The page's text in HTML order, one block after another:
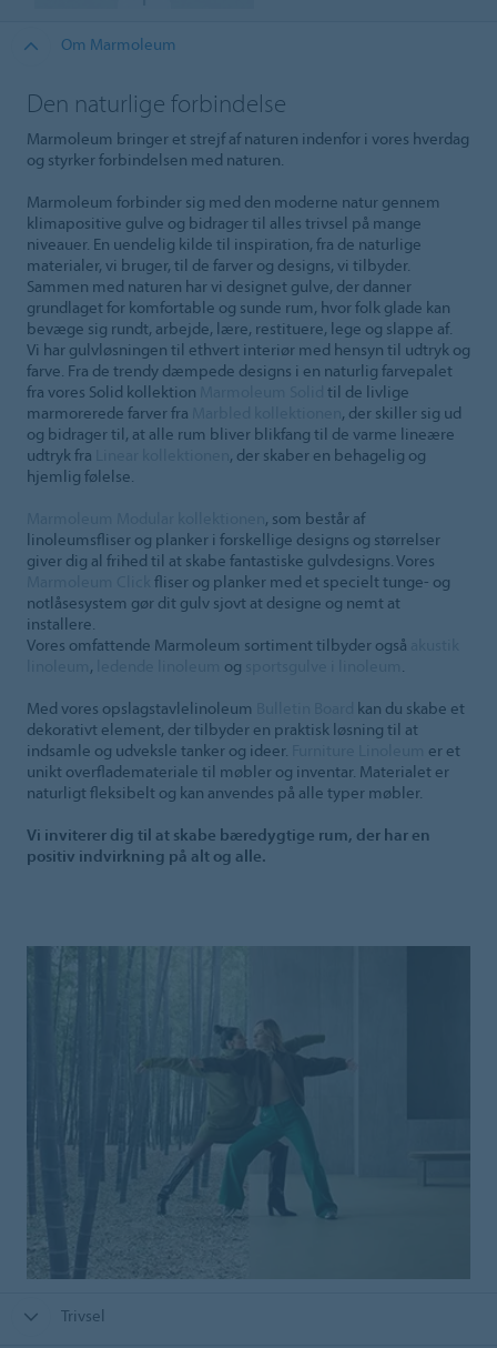
Om Marmoleum
Den naturlige forbindelse
Marmoleum bringer et strejf af naturen indenfor i vores hverdag
og styrker forbindelsen med naturen.
Marmoleum forbinder sig med den moderne natur gennem
klimapositive gulve og bidrager til alles trivsel på mange
niveauer. En uendelig kilde til inspiration, fra de naturlige
materialer, vi bruger, til de farver og designs, vi tilbyder.
Sammen med naturen har vi designet gulve, der danner
grundlaget for komfortable og sunde rum, hvor folk glade kan
bevæge sig rundt, arbejde, lære, restituere, lege og slappe af.
Vi har gulvløsningen til ethvert interiør med hensyn til udtryk og
farve. Fra de trendy dæmpede designs i en naturlig farvepalet
fra vores Solid kollektion
til de livlige
marmorerede farver fra
, der skiller sig ud
og bidrager til, at alle rum bliver blikfang til de varme lineære
udtryk fra
, der skaber en behagelig og
hjemlig følelse.
, som består af
linoleumsfliser og planker i forskellige designs og størrelser
giver dig al frihed til at skabe fantastiske gulvdesigns. Vores
fliser og planker med et specielt tunge- og
notlåsesystem gør dit gulv sjovt at designe og nemt at
installere.
Vores omfattende Marmoleum sortiment tilbyder også
, og
Med vores opslagstavlelinoleum
kan du skabe et
dekorativt element, der tilbyder en praktisk løsning til at
indsamle og udveksle tanker og ideer.
er et
unikt overflademateriale til møbler og inventar. Materialet er
naturligt fleksibelt og kan anvendes på alle typer møbler.
Vi inviterer dig til at skabe bæredygtige rum, der har en
positiv indvirkning på alt og alle.
Trivsel